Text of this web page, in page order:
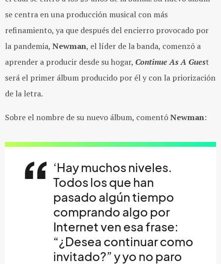
se centra en una producción musical con más
refinamiento, ya que después del encierro provocado por
la pandemia, Newman, el líder de la banda, comenzó a
aprender a producir desde su hogar, Continue As A Guest
será el primer álbum producido por él y con la priorización
de la letra.
Sobre el nombre de su nuevo álbum, comentóNewman:
‘Hay muchos niveles.
Todos los que han
pasado algún tiempo
comprando algo por
Internet ven esa frase:
“¿Desea continuar como
invitado?” y yo no paro